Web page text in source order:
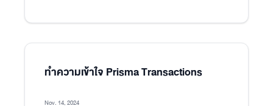
ทำความเข้าใจ Prisma Transactions
Nov. 14, 2024